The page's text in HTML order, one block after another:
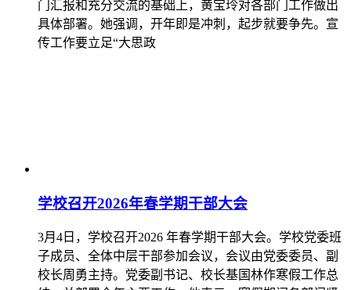
门汇报和充分交流的基础上，黄宝玲对各部门工作做出
具体部署。她强调，开年即是冲刺，起步就要争先。宣
传工作要立足“大思政
学校召开2026年春学期干部大会
3月4日，学校召开2026 年春学期干部大会。学校党委班
子成员、全体中层干部参加会议，会议由党委委员、副
校长周勇主持。党委副书记、校长基国林作寒假工作总